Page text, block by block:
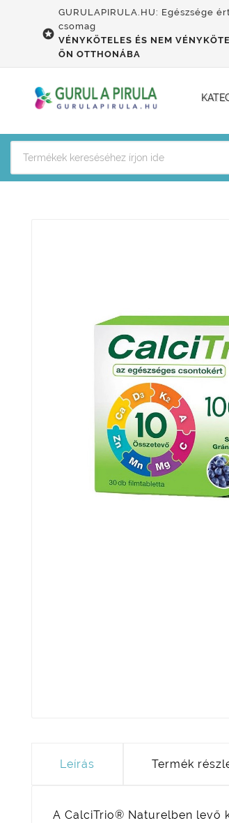

GURULAPIRULA.HU: Egészsége
csomag
VÉNYKÖTELES ÉS NEM
ÖN OTTHONÁBA
Leírás Termék
A CalciTrio® Naturelben levő